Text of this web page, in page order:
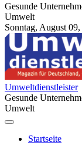
Gesunde
Umwelt
Sonntag, August
Umweltdienstleister
Gesunde
Umwelt
Startseite